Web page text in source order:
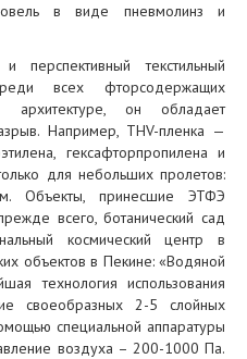
в виде пневмолинз и
текстильный
всех фторсодержащих
архитектуре, он обладает
Например, THV-пленка —
гексафторпропилена и
для небольших пролетов:
Объекты, принесшие ЭТФЭ
всего, ботанический сад
космический центр в
объектов в Пекине: «Водяной
технология использования
своеобразных 2-5 слойных
специальной аппаратуры
воздуха – 200-1000 Па.